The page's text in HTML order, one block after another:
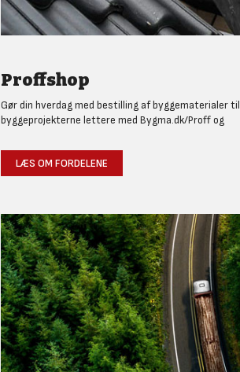
Proffshop
Gør din hverdag med bestilling af byggematerialer til
byggeprojekterne lettere med Bygma.dk/Proff og
LÆS OM FORDELENE